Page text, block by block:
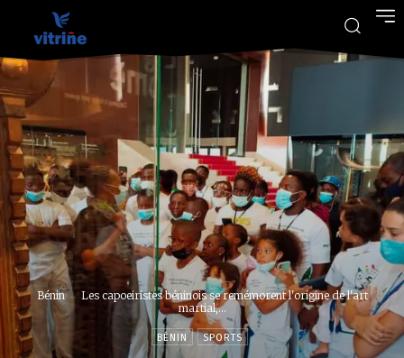
Bénin
Les capoeiristes béninois se remémorent l'origine de l'art
martial,...
BÉNIN SPORTS